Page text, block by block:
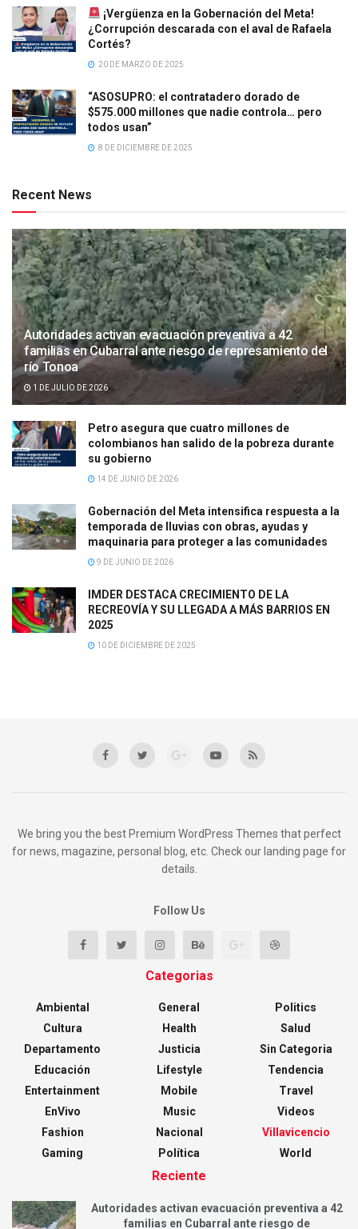
¡Vergüenza en la Gobernación del Meta!
¿Corrupción descarada con el aval de Rafaela
Cortés?
20 DE MARZO DE 2025
“ASOSUPRO: el contratadero dorado de
$575.000 millones que nadie controla… pero
todos usan”
8 DE DICIEMBRE DE 2025
Recent News
Autoridades activan evacuación preventiva a 42
familias en Cubarral ante riesgo de represamiento del
río Tonoa
1 DE JULIO DE 2026
Petro asegura que cuatro millones de
colombianos han salido de la pobreza durante
su gobierno
14 DE JUNIO DE 2026
Gobernación del Meta intensifica respuesta a la
temporada de lluvias con obras, ayudas y
maquinaria para proteger a las comunidades
9 DE JUNIO DE 2026
IMDER DESTACA CRECIMIENTO DE LA
RECREOVÍA Y SU LLEGADA A MÁS BARRIOS EN
2025
10 DE DICIEMBRE DE 2025
We bring you the best Premium WordPress Themes that perfect
for news, magazine, personal blog, etc. Check our landing page for
details.
Follow Us
Categorias
Ambiental
Cultura
Departamento
Educación
Entertainment
EnVivo
Fashion
Gaming
General
Health
Justicia
Lifestyle
Mobile
Music
Nacional
Política
Politics
Salud
Sin Categoria
Tendencia
Travel
Videos
Villavicencio
World
Reciente
Autoridades activan evacuación preventiva a 42
familias en Cubarral ante riesgo de